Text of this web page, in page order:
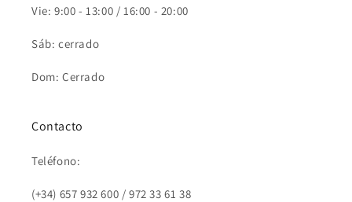
Vie: 9:00 - 13:00 / 16:00 - 20:00
Sáb: cerrado
Dom: Cerrado
Contacto
Teléfono:
(+34) 657 932 600 / 972 33 61 38